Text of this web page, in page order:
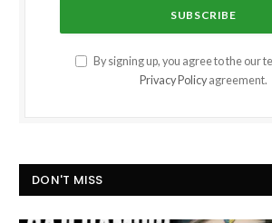
By signing up, you agree to the our
Privacy Policy agreement.
DON'T MISS